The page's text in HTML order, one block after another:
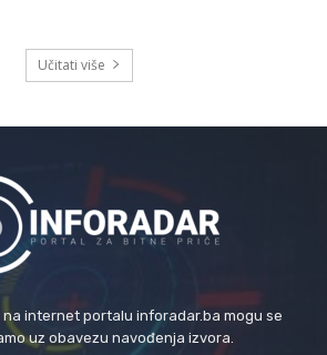
Učitati više
internet portalu inforadar.ba mogu se
uz obavezu navođenja izvora.